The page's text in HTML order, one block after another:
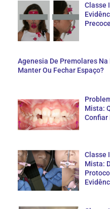
Classe
Precoce
Agenesia De Premolares
Manter Ou Fechar Espaço?
Mista:
Confiar
Classe
Mista: